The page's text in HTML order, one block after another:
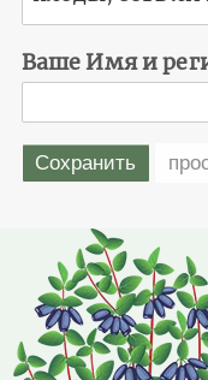
Ваше Имя и